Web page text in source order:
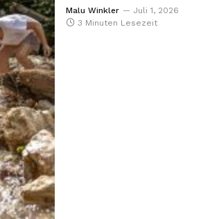
Malu Winkler
Juli 1, 2026
3 Minuten Lesezeit